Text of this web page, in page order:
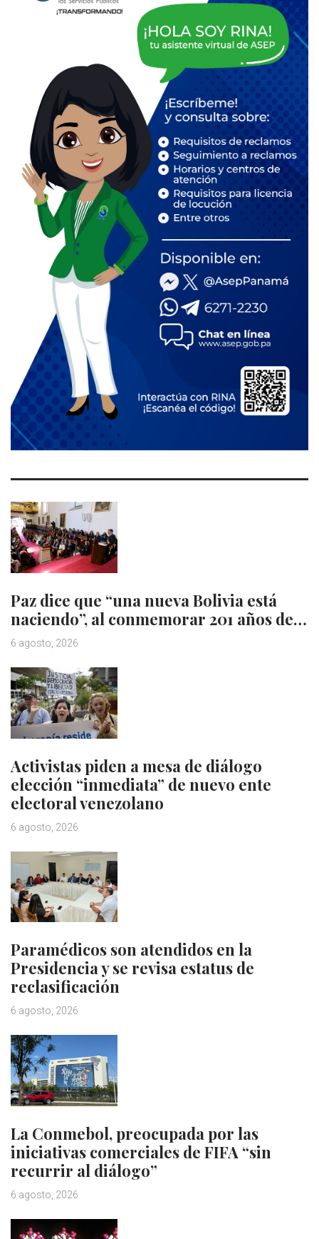
Paz dice que “una nueva Bolivia está
naciendo”, al conmemorar 201 años de…
6 agosto, 2026
Activistas piden a mesa de diálogo
elección “inmediata” de nuevo ente
electoral venezolano
6 agosto, 2026
Paramédicos son atendidos en la
Presidencia y se revisa estatus de
reclasificación
6 agosto, 2026
La Conmebol, preocupada por las
iniciativas comerciales de FIFA “sin
recurrir al diálogo”
6 agosto, 2026